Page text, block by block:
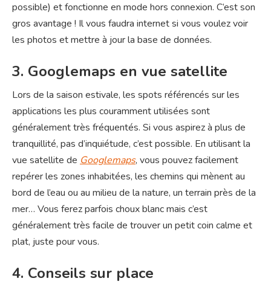
possible) et fonctionne en mode hors connexion. C’est son
gros avantage ! Il vous faudra internet si vous voulez voir
les photos et mettre à jour la base de données.
3. Googlemaps en vue satellite
Lors de la saison estivale, les spots référencés sur les
applications les plus couramment utilisées sont
généralement très fréquentés. Si vous aspirez à plus de
tranquillité, pas d’inquiétude, c’est possible. En utilisant la
vue satellite de Googlemaps, vous pouvez facilement
repérer les zones inhabitées, les chemins qui mènent au
bord de l’eau ou au milieu de la nature, un terrain près de la
mer… Vous ferez parfois choux blanc mais c’est
généralement très facile de trouver un petit coin calme et
plat, juste pour vous.
4. Conseils sur place